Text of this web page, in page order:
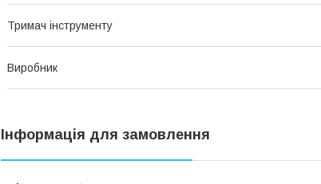
Тримач інструменту
Виробник
Інформація для замовлення